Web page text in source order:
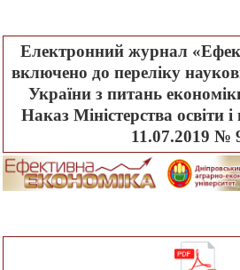
Електронний журнал
включено до переліку
України з питань
Наказ Міністерства освіти
11.07.2019 №